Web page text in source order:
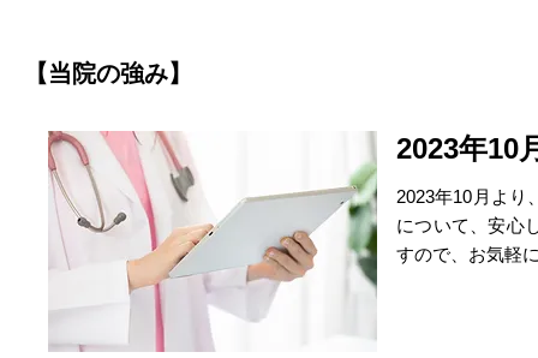
【当院の強み】
2023年10
2023年10月より
について、安心
すので、お気軽